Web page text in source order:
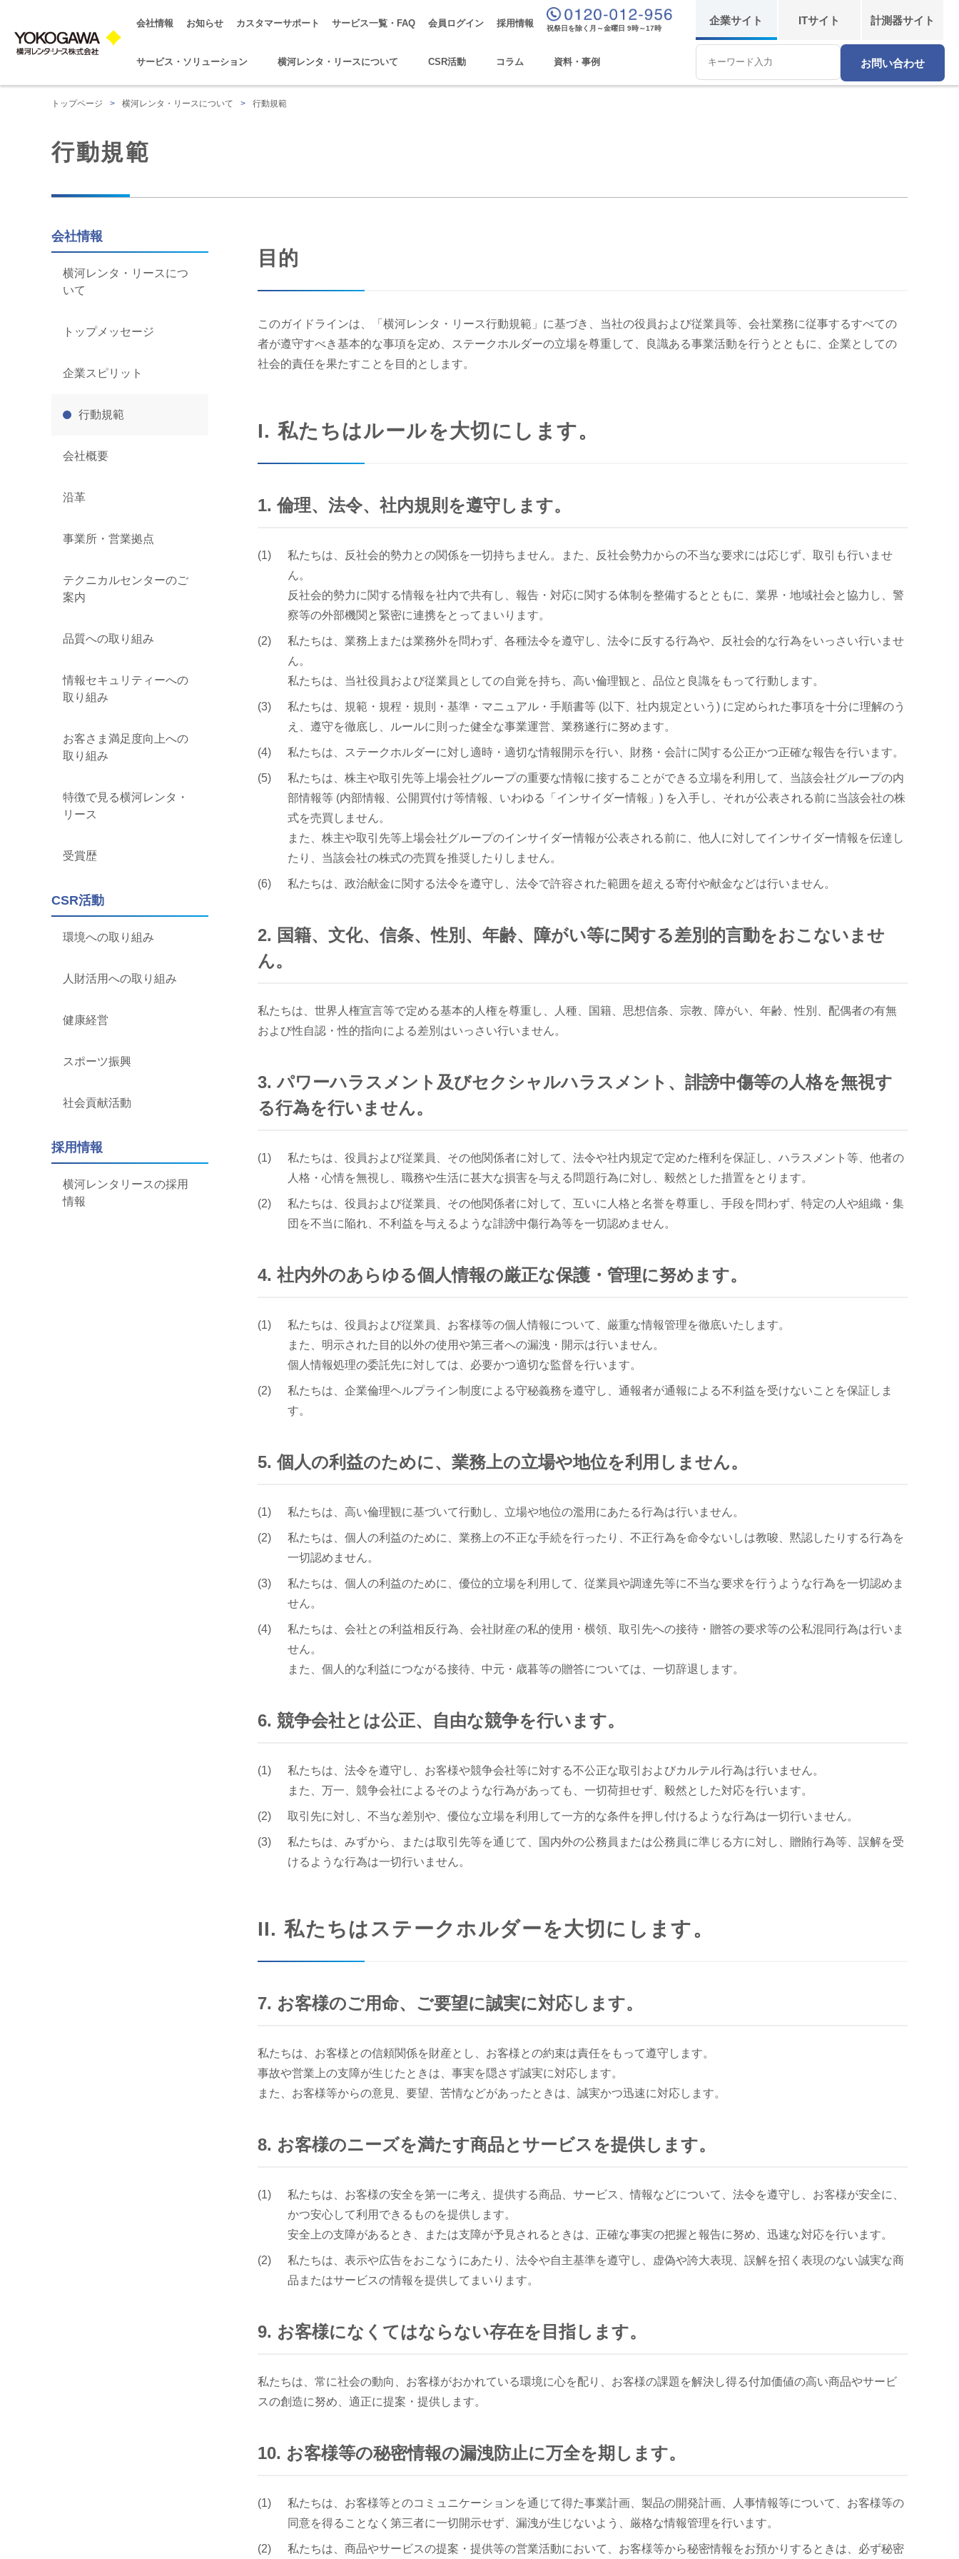
会社情報 お知らせ カスタマーサポート サービス一覧・FAQ 会員ログイン 採用情報
祝祭日を除く月～金曜日 9時～17時
サービス・ソリューション 横河レンタ・リースについて CSR活動 コラム 資料・事例
企業サイト ITサイト 計測器サイト
Conduct
a
search
お問い合わせ
トップページ > 横河レンタ・リースについて > 行動規範
行動規範
目的
このガイドラインは、「横河レンタ・リース行動規範」に基づき、当社の役員および従業員等、会社業務に従事するすべての
者が遵守すべき基本的な事項を定め、ステークホルダーの立場を尊重して、良識ある事業活動を行うとともに、企業としての
社会的責任を果たすことを目的とします。
I. 私たちはルールを大切にします。
1. 倫理、法令、社内規則を遵守します。
私たちは、反社会的勢力との関係を一切持ちません。また、反社会勢力からの不当な要求には応じず、取引も行いませ
ん。
反社会的勢力に関する情報を社内で共有し、報告・対応に関する体制を整備するとともに、業界・地域社会と協力し、警
察等の外部機関と緊密に連携をとってまいります。
私たちは、業務上または業務外を問わず、各種法令を遵守し、法令に反する行為や、反社会的な行為をいっさい行いませ
ん。
私たちは、当社役員および従業員としての自覚を持ち、高い倫理観と、品位と良識をもって行動します。
私たちは、規範・規程・規則・基準・マニュアル・手順書等 (以下、社内規定という) に定められた事項を十分に理解のう
え、遵守を徹底し、ルールに則った健全な事業運営、業務遂行に努めます。
私たちは、ステークホルダーに対し適時・適切な情報開示を行い、財務・会計に関する公正かつ正確な報告を行います。
私たちは、株主や取引先等上場会社グループの重要な情報に接することができる立場を利用して、当該会社グループの内
部情報等 (内部情報、公開買付け等情報、いわゆる「インサイダー情報」) を入手し、それが公表される前に当該会社の株
式を売買しません。
また、株主や取引先等上場会社グループのインサイダー情報が公表される前に、他人に対してインサイダー情報を伝達し
たり、当該会社の株式の売買を推奨したりしません。
私たちは、政治献金に関する法令を遵守し、法令で許容された範囲を超える寄付や献金などは行いません。
2. 国籍、文化、信条、性別、年齢、障がい等に関する差別的言動をおこないませ
ん。
私たちは、世界人権宣言等で定める基本的人権を尊重し、人種、国籍、思想信条、宗教、障がい、年齢、性別、配偶者の有無
および性自認・性的指向による差別はいっさい行いません。
3. パワーハラスメント及びセクシャルハラスメント、誹謗中傷等の人格を無視す
る行為を行いません。
私たちは、役員および従業員、その他関係者に対して、法令や社内規定で定めた権利を保証し、ハラスメント等、他者の
人格・心情を無視し、職務や生活に甚大な損害を与える問題行為に対し、毅然とした措置をとります。
私たちは、役員および従業員、その他関係者に対して、互いに人格と名誉を尊重し、手段を問わず、特定の人や組織・集
団を不当に陥れ、不利益を与えるような誹謗中傷行為等を一切認めません。
4. 社内外のあらゆる個人情報の厳正な保護・管理に努めます。
私たちは、役員および従業員、お客様等の個人情報について、厳重な情報管理を徹底いたします。
また、明示された目的以外の使用や第三者への漏洩・開示は行いません。
個人情報処理の委託先に対しては、必要かつ適切な監督を行います。
私たちは、企業倫理ヘルプライン制度による守秘義務を遵守し、通報者が通報による不利益を受けないことを保証しま
す。
5. 個人の利益のために、業務上の立場や地位を利用しません。
私たちは、高い倫理観に基づいて行動し、立場や地位の濫用にあたる行為は行いません。
私たちは、個人の利益のために、業務上の不正な手続を行ったり、不正行為を命令ないしは教唆、黙認したりする行為を
一切認めません。
私たちは、個人の利益のために、優位的立場を利用して、従業員や調達先等に不当な要求を行うような行為を一切認めま
せん。
私たちは、会社との利益相反行為、会社財産の私的使用・横領、取引先への接待・贈答の要求等の公私混同行為は行いま
せん。
また、個人的な利益につながる接待、中元・歳暮等の贈答については、一切辞退します。
6. 競争会社とは公正、自由な競争を行います。
私たちは、法令を遵守し、お客様や競争会社等に対する不公正な取引およびカルテル行為は行いません。
また、万一、競争会社によるそのような行為があっても、一切荷担せず、毅然とした対応を行います。
取引先に対し、不当な差別や、優位な立場を利用して一方的な条件を押し付けるような行為は一切行いません。
私たちは、みずから、または取引先等を通じて、国内外の公務員または公務員に準じる方に対し、贈賄行為等、誤解を受
けるような行為は一切行いません。
II. 私たちはステークホルダーを大切にします。
7. お客様のご用命、ご要望に誠実に対応します。
私たちは、お客様との信頼関係を財産とし、お客様との約束は責任をもって遵守します。
事故や営業上の支障が生じたときは、事実を隠さず誠実に対応します。
また、お客様等からの意見、要望、苦情などがあったときは、誠実かつ迅速に対応します。
8. お客様のニーズを満たす商品とサービスを提供します。
私たちは、お客様の安全を第一に考え、提供する商品、サービス、情報などについて、法令を遵守し、お客様が安全に、
かつ安心して利用できるものを提供します。
安全上の支障があるとき、または支障が予見されるときは、正確な事実の把握と報告に努め、迅速な対応を行います。
私たちは、表示や広告をおこなうにあたり、法令や自主基準を遵守し、虚偽や誇大表現、誤解を招く表現のない誠実な商
品またはサービスの情報を提供してまいります。
9. お客様になくてはならない存在を目指します。
私たちは、常に社会の動向、お客様がおかれている環境に心を配り、お客様の課題を解決し得る付加価値の高い商品やサービ
スの創造に努め、適正に提案・提供します。
10. お客様等の秘密情報の漏洩防止に万全を期します。
私たちは、お客様等とのコミュニケーションを通じて得た事業計画、製品の開発計画、人事情報等について、お客様等の
同意を得ることなく第三者に一切開示せず、漏洩が生じないよう、厳格な情報管理を行います。
私たちは、商品やサービスの提案・提供等の営業活動において、お客様等から秘密情報をお預かりするときは、必ず秘密
会社情報
横河レンタ・リースにつ
いて
トップメッセージ
企業スピリット
行動規範
会社概要
沿革
事業所・営業拠点
テクニカルセンターのご
案内
品質への取り組み
情報セキュリティーへの
取り組み
お客さま満足度向上への
取り組み
特徴で見る横河レンタ・
リース
受賞歴
CSR活動
環境への取り組み
人財活用への取り組み
健康経営
スポーツ振興
社会貢献活動
採用情報
横河レンタリースの採用
情報